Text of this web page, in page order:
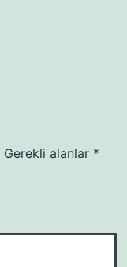
Gerekli alanlar *